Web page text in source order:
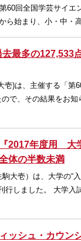
60回全国学芸サイエ
ら始まり、小・中・
去最多の
)は、主催する「第
で、その結果をお知
2017年度用 大
体の半数未満
壱）は、大学の“入
しました。 大学入
ッシュ・カウン